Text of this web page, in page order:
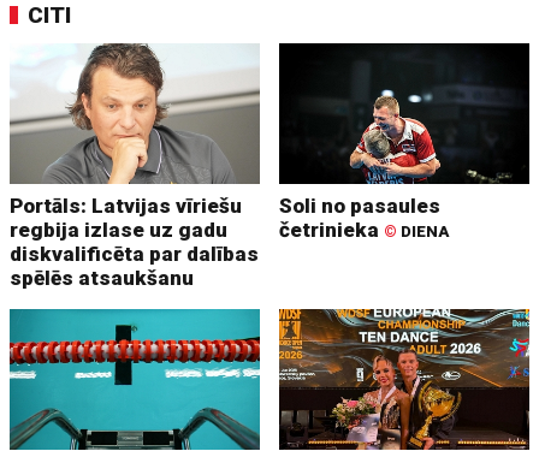
CITI
Portāls: Latvijas vīriešu
regbija izlase uz gadu
diskvalificēta par dalības
spēlēs atsaukšanu
Soli no pasaules
četrinieka © DIENA